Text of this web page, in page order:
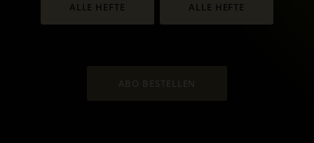
ALLE HEFTE ALLE HEFTE
ABO BESTELLEN